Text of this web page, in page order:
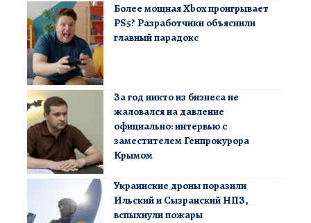
Более мощная Xbox проигрывает
PS5? Разработчики объяснили
главный парадокс
За год никто из бизнеса не
жаловался на давление
официально: интервью с
заместителем Генпрокурора
Крымом
Украинские дроны поразили
Ильский и Сызранский НПЗ,
вспыхнули пожары